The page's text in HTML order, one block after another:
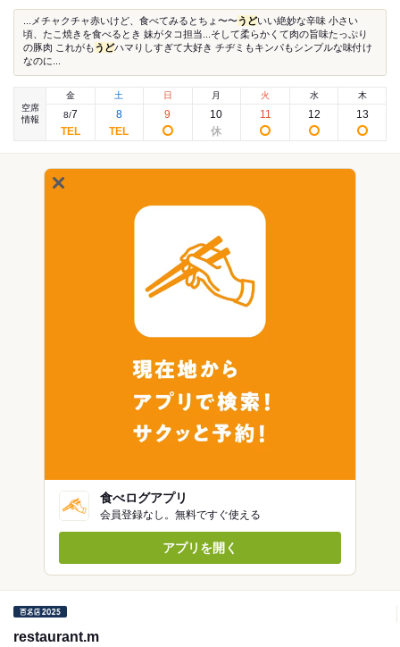
...メチャクチャ赤いけど、食べてみるとちょ〜〜うどいい絶妙な辛味 小さい
頃、たこ焼きを食べるとき 妹がタコ担当...そして柔らかくて肉の旨味たっぷり
の豚肉 これがもうどハマりしすぎて大好き チヂミもキンパもシンプルな味付け
なのに...
空席
情報
金
8/7
土
8
日
9
月
10
火
11
水
12
木
13
食べログアプリ
会員登録なし。無料ですぐ使える
アプリを開く
restaurant.m